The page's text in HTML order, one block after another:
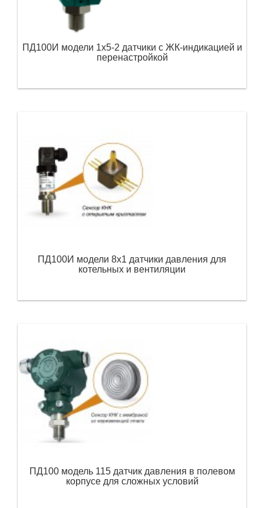
ПД100И модели 1х5-2 датчики с ЖК-индикацией и
перенастройкой
ПД100И модели 8х1 датчики давления для
котельных и вентиляции
ПД100 модель 115 датчик давления в полевом
корпусе для сложных условий